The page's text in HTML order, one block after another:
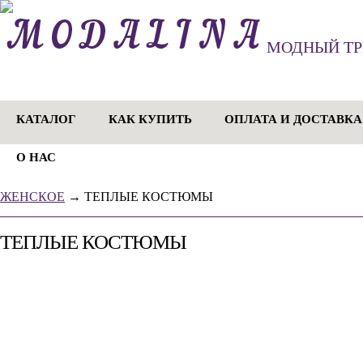
МОДНЫЙ
КАТАЛОГ КАК КУПИТЬ ОПЛАТА И ДОСТАВКА
О НАС
ЖЕНСКОЕ → ТЕПЛЫЕ КОСТЮМЫ
ТЕПЛЫЕ КОСТЮМЫ